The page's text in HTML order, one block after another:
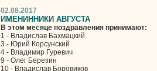
02.08.2017
ИМЕНИННИКИ АВГУСТА
В этом месяце поздравления принимают:
1 - Владислав Бахмацкий
3 - Юрий Корсунский
4 - Владимир Гуревич
9 - Олег Березин
10 - Владислав Боровиков